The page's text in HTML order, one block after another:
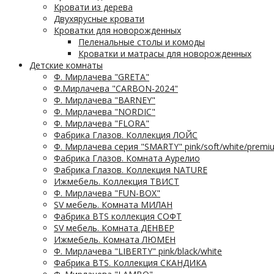
Кровати из дерева
Двухярусные кровати
Кроватки для новорожденных
Пеленальные столы и комоды
Кроватки и матрасы для новорожденных
Детские комнаты
Ф. Мирлачева "GRETA"
Ф.Мирлачева "CARBON-2024"
Ф. Мирлачева "BARNEY"
Ф. Мирлачева "NORDIC"
Ф. Мирлачева "FLORA"
Фабрика Глазов. Коллекция ЛОЙС
Ф. Мирлачева серия "SMARTY" pink/soft/white/
Фабрика Глазов. Комната Аурелио
Фабрика Глазов. Коллекция NATURE
Ижмебель. Коллекция ТВИСТ
Ф. Мирлачева "FUN-BOX"
SV мебель. Комната МИЛАН
Фабрика BTS коллекция СОФТ
SV мебель. Комната ДЕНВЕР
Ижмебель. Комната ЛЮМЕН
Ф. Мирлачева "LIBERTY" pink/black/white
Фабрика BTS. Коллекция СКАНДИКА